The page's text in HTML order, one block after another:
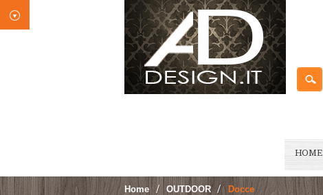
HOME
Home > OUTDOOR > Docce